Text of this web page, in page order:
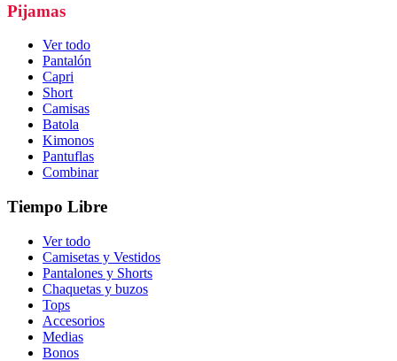
Pijamas
Ver todo
Pantalón
Capri
Short
Camisas
Batola
Kimonos
Pantuflas
Combinar
Tiempo Libre
Ver todo
Camisetas y Vestidos
Pantalones y Shorts
Chaquetas y buzos
Tops
Accesorios
Medias
Bonos